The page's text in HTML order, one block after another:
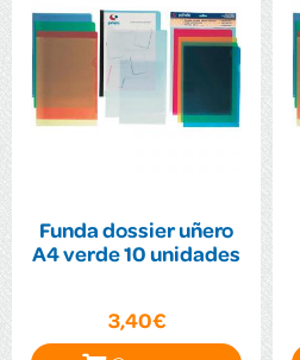
Funda dossier uñero
A4 verde 10 unidades
3,40€